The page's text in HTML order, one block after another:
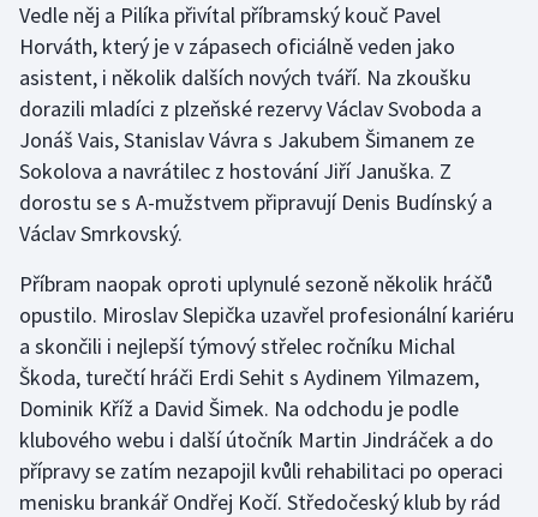
Házená
Jezdectví
Judo
Krasobruslení
Lyže a snowboard
Moderní pětiboj
Motorsport
Olympijské hry
Vedle něj a Pilíka přivítal příbramský kouč Pavel
Horváth, který je v zápasech oficiálně veden jako
asistent, i několik dalších nových tváří. Na zkoušku
dorazili mladíci z plzeňské rezervy Václav Svoboda a
Jonáš Vais, Stanislav Vávra s Jakubem Šimanem ze
Sokolova a navrátilec z hostování Jiří Januška. Z
dorostu se s A-mužstvem připravují Denis Budínský a
Václav Smrkovský.
Příbram naopak oproti uplynulé sezoně několik hráčů
opustilo. Miroslav Slepička uzavřel profesionální kariéru
a skončili i nejlepší týmový střelec ročníku Michal
Škoda, turečtí hráči Erdi Sehit s Aydinem Yilmazem,
Dominik Kříž a David Šimek. Na odchodu je podle
klubového webu i další útočník Martin Jindráček a do
přípravy se zatím nezapojil kvůli rehabilitaci po operaci
menisku brankář Ondřej Kočí. Středočeský klub by rád